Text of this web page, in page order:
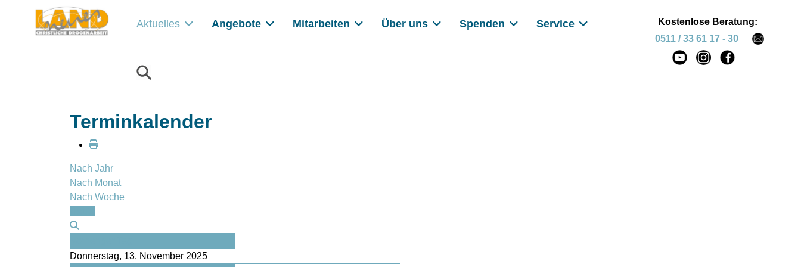
Aktuelles Angebote Mitarbeiten Über uns Spenden Service
Kostenlose Beratung:
0511 / 33 61 17 - 30
Terminkalender
Nach Jahr
Nach Monat
Nach Woche
Donnerstag, 13. November 2025